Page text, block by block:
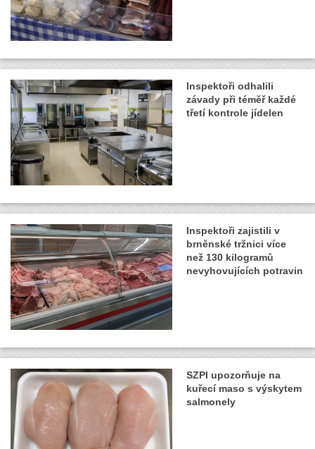
Inspektoři odhalili
závady při téměř každé
třetí kontrole jídelen
Inspektoři zajistili v
brněnské tržnici více
než 130 kilogramů
nevyhovujících potravin
SZPI upozorňuje na
kuřecí maso s výskytem
salmonely